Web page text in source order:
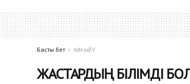
Басты бет Айғақ TV
ЖАСТАРДЫҢ БІЛІМДІ